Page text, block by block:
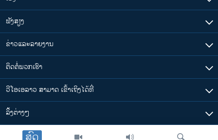
ຟັງສຽງ
ຂ່າວແລະລາຍງານ
ຕິດຕໍ່ພວກເຮົາ
ວີໂອເອລາວ ສາມາດ ເຂົ້າເຖິງໄດ້ທີ່
​ລິ້ງ​ຕ່າງໆ
ຕາມເວລາໃນລາວ